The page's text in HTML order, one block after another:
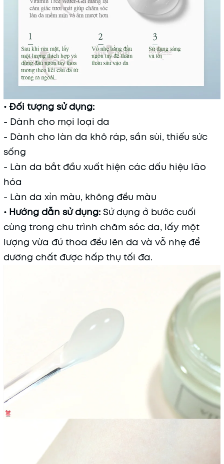
• Đối tượng sử dụng:
- Dành cho mọi loại da
- Dành cho làn da khô ráp, sần sùi, thiếu sức
sống
- Làn da bắt đầu xuất hiện các dấu hiệu lão
hóa
- Làn da xỉn màu, không đều màu
• Hướng dẫn sử dụng:Sử dụng ở bước cuối
cùng trong chu trình chăm sóc da, lấy một
lượng vừa đủ thoa đều lên da và vỗ nhẹ để
dưỡng chất được hấp thụ tối đa.